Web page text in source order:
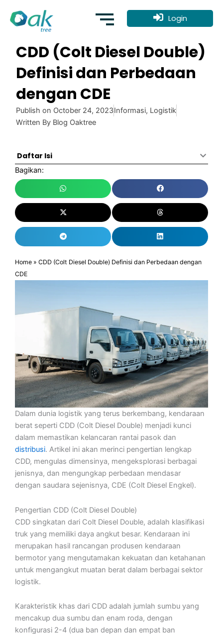
content
Login
CDD (Colt Diesel Double)
Definisi dan Perbedaan
dengan CDE
Publish on October 24, 2023Informasi, Logistik
Written By Blog Oaktree
Daftar Isi
Bagikan:
Home » CDD (Colt Diesel Double) Definisi dan Perbedaan dengan
CDE
Dalam dunia logistik yang terus berkembang, kendaraan
berat seperti CDD (Colt Diesel Double) menjadi kunci
dalam memastikan kelancaran rantai pasok dan
distribusi. Artikel ini akan merinci pengertian lengkap
CDD, mengulas dimensinya, mengeksplorasi berbagai
jenisnya, dan mengungkap perbedaan mendasar
dengan saudara sejenisnya, CDE (Colt Diesel Engkel).
Pengertian CDD (Colt Diesel Double)
CDD singkatan dari Colt Diesel Double, adalah klasifikasi
truk yang memiliki daya angkut besar. Kendaraan ini
merupakan hasil rancangan produsen kendaraan
bermotor yang mengutamakan kekuatan dan ketahanan
untuk mengangkut muatan berat dalam berbagai sektor
logistik.
Karakteristik khas dari CDD adalah jumlah sumbu yang
mencakup dua sumbu dan enam roda, dengan
konfigurasi 2-4 (dua ban depan dan empat ban